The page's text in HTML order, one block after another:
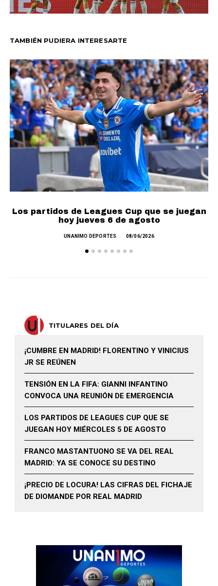
TAMBIÉN PUDIERA INTERESARTE
Los partidos de Leagues Cup que se juegan
hoy jueves 6 de agosto
UNANIMO DEPORTES 08/06/2026
TITULARES DEL DÍA
¡CUMBRE EN MADRID! FLORENTINO Y VINICIUS
JR SE REÚNEN
TENSIÓN EN LA FIFA: GIANNI INFANTINO
CONVOCA UNA REUNIÓN DE EMERGENCIA
LOS PARTIDOS DE LEAGUES CUP QUE SE
JUEGAN HOY MIÉRCOLES 5 DE AGOSTO
FRANCO MASTANTUONO SE VA DEL REAL
MADRID: YA SE CONOCE SU DESTINO
¡PRECIO DE LOCURA! LAS CIFRAS DEL FICHAJE
DE DIOMANDE POR REAL MADRID